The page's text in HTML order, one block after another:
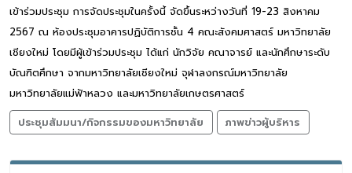
เข้าร่วมประชุม การจัดประชุมในครั้งนี้ จัดขึ้นระหว่างวันที่ 19-23 สิงหาคม
2567 ณ ห้องประชุมอาคารปฏิบัติการชั้น 4 คณะสังคมศาสตร์ มหาวิทยาลัย
เชียงใหม่ โดยมีผู้เข้าร่วมประชุม ได้แก่ นักวิจัย คณาจารย์ และนักศึกษาระดับ
บัณฑิตศึกษา จากมหาวิทยาลัยเชียงใหม่ จุฬาลงกรณ์มหาวิทยาลัย
มหาวิทยาลัยแม่ฟ้าหลวง และมหาวิทยาลัยเกษตรศาสตร์
ประชุมสัมมนา/กิจกรรมของมหาวิทยาลัย
ภาพข่าวผู้บริหาร